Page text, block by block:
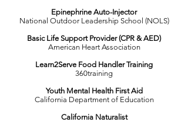
Epinephrine Auto-Injector
National Outdoor Leadership School (NOLS)
Basic Life Support Provider (CPR & AED)
American Heart Association
Learn2Serve Food Handler Training
360training
Youth Mental Health First Aid
California Department of Education
California Naturalist